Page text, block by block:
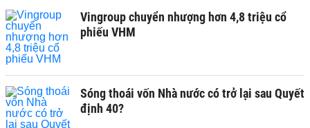
Vingroup chuyển nhượng hơn 4,8 triệu cổ
phiếu VHM
Sóng thoái vốn Nhà nước có trở lại sau Quyết
định 40?